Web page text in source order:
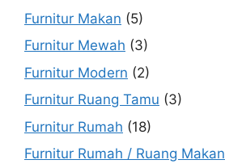
Furnitur Makan (5)
Furnitur Mewah (3)
Furnitur Modern (2)
Furnitur Ruang Tamu (3)
Furnitur Rumah (18)
Furnitur Rumah / Ruang Makan